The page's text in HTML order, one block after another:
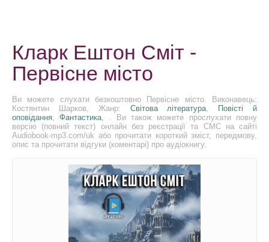
Кларк Ештон Сміт -
Первісне місто
Ви можете слухати безкоштовно Первісне місто. Виконавець:
Костянтин Шарков, Жанр: Світова література,
Повісті й
оповідання,Фантастика, . Ви також можете прослухати повну
версію (повний текст) онлайн без реєстрації та СМС на сайті
Audiobook-mp3.com/uk або прочитати короткий зміст, передмову,
опис та прочитати відгуки (коментарі) про аудіокнигу.